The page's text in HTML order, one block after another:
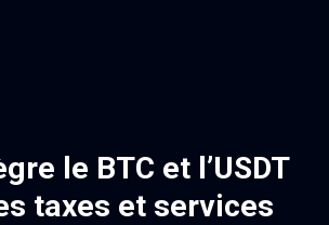
le BTC et l’USDT
taxes et services